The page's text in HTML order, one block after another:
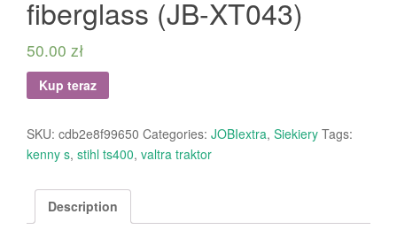
fiberglass (JB-XT043)
50.00 zł
Kup teraz
SKU: cdb2e8f99650 Categories: JOBIextra, Siekiery Tags:
kenny s, stihl ts400, valtra traktor
Description